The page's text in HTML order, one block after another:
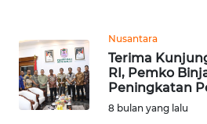
Nusantara
Terima
RI, Pemko
Peningkatan
8 bulan yang lalu
KARIR
DISCLAIMER